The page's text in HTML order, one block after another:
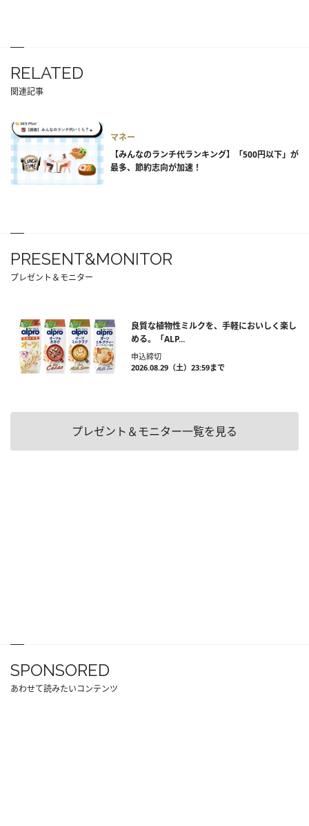
RELATED
関連記事
マネー
【みんなのランチ代ランキング】「500円以下」が
最多、節約志向が加速！
PRESENT&MONITOR
プレゼント＆モニター
良質な植物性ミルクを、手軽においしく楽し
める。「ALP...
申込締切
2026.08.29（土）23:59まで
プレゼント＆モニター一覧を見る
SPONSORED
あわせて読みたいコンテンツ